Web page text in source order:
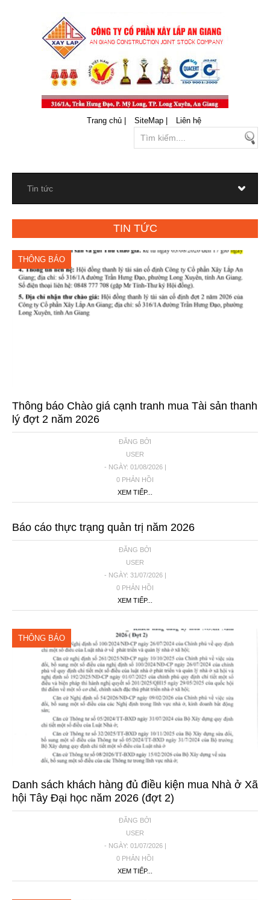
Trang chủ | SiteMap | Liên hệ
TIN TỨC
THÔNG BÁO
Thông báo Chào giá cạnh tranh mua Tài sản thanh
lý đợt 2 năm 2026
ĐĂNG BỞI
USER
- NGÀY: 01/08/2026 |
0 PHẢN HỒI
XEM TIẾP...
Báo cáo thực trạng quản trị năm 2026
ĐĂNG BỞI
USER
- NGÀY: 31/07/2026 |
0 PHẢN HỒI
XEM TIẾP...
THÔNG BÁO
Danh sách khách hàng đủ điều kiện mua Nhà ở Xã
hội Tây Đại học năm 2026 (đợt 2)
ĐĂNG BỞI
USER
- NGÀY: 01/07/2026 |
0 PHẢN HỒI
XEM TIẾP...